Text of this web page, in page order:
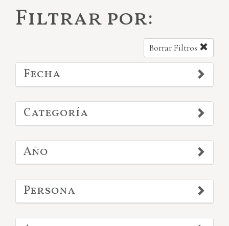
Filtrar por:
Borrar Filtros
Fecha
Categoría
Año
Persona